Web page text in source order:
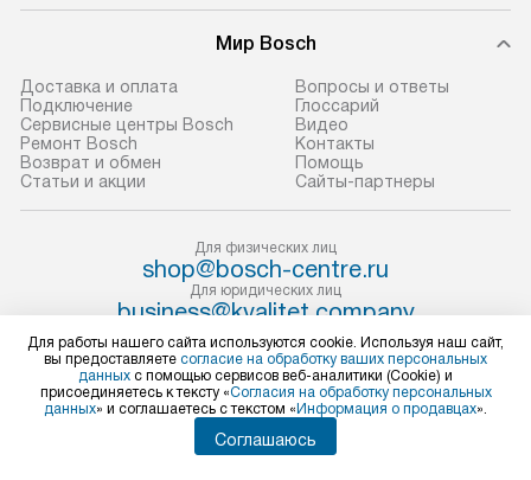
доставки доставит упакованный
прибор до двери или прихожей.
Если необходимо переместить
прибор до места установки,
пожалуйста, предварительно
уточните это с менеджером.
дополнительная плата. Важно
учитывать, что если размеры
прибора не позволяют ему пройти
через дверной проем, сотрудники
транспортной службы не могут
демонтировать дверцы, ручки или
другие выступающие элементы, так
как это может привести к отказу
установленной
разблокировку
соединение
монтаж техники
на место с
Мир Bosch
Доставка и оплата
Подключение
Сервисные центры Bosch
Ремонт Bosch
Возврат и обмен
Статьи и акции
Вопросы и ответы
Глоссарий
Видео
Контакты
Помощь
Сайты-партнеры
Для физических лиц
shop@bosch-centre.ru
Для юридических лиц
business@kvalitet.company
НАПИСАТЬ РУКОВОДСТВУ
Политика конфиденциальности
Условия продажи
Для работы нашего сайта используются cookie. Используя наш сайт,
вы предоставляете согласие на обработку ваших персональных
данных с помощью сервисов веб-аналитики (Cookie) и
присоединяетесь к тексту «Согласия на обработку персональных
данных» и соглашаетесь с текстом « Информация о продавцах».
Соглашаюсь